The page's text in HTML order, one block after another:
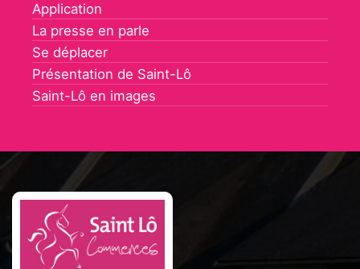
Application
La presse en parle
Se déplacer
Présentation de Saint-Lô
Saint-Lô en images